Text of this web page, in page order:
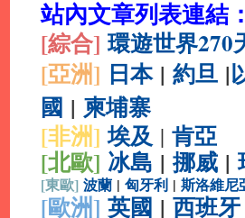
站內文章列表連結：
[綜合] 環遊世界270
[亞洲] 日本 | 約旦 |
國 | 柬埔寨
[非洲]埃及 | 肯亞
[北歐] 冰島 | 挪威 |
[東歐] 波蘭 | 匈牙利 | 斯洛維尼
[歐洲] 英國 | 西班牙